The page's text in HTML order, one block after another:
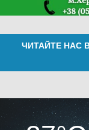
ЧИТАЙТЕ НАС В